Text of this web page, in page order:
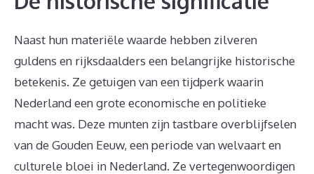
Naast hun materiële waarde hebben zilveren
guldens en rijksdaalders een belangrijke historische
betekenis. Ze getuigen van een tijdperk waarin
Nederland een grote economische en politieke
macht was. Deze munten zijn tastbare overblijfselen
van de Gouden Eeuw, een periode van welvaart en
culturele bloei in Nederland. Ze vertegenwoordigen